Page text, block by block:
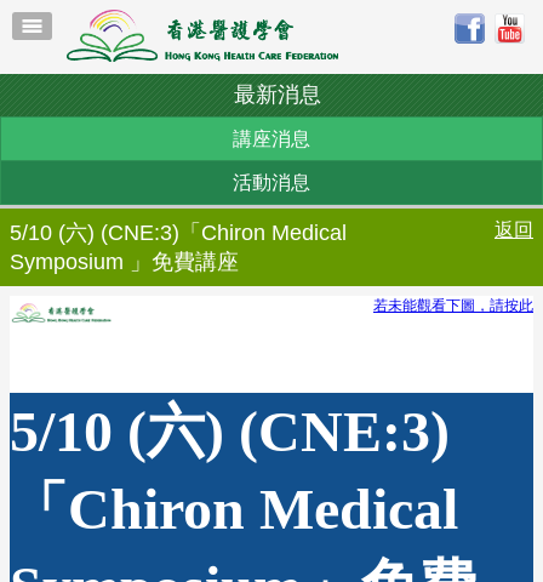
最新消息
講座消息
活動消息
5/10 (六) (CNE:3)「Chiron Medical
Symposium 」免費講座
返回
若未能觀看下圖，請按此
5/10 (六) (CNE:3)
「Chiron Medical